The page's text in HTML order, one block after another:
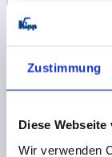
Zustimmung
Diese
Wir verwenden
FORM:F
GEWINDE=M6
MATERIAL
H1=4
H2=15